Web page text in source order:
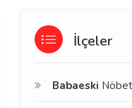
İlçeler
Babaeski